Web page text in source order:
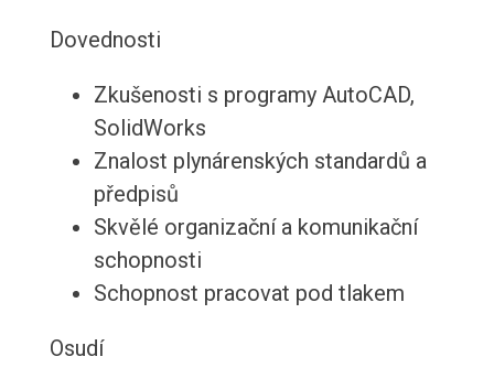
Dovednosti
Zkušenosti s programy AutoCAD,
SolidWorks
Znalost plynárenských standardů a
předpisů
Skvělé organizační a komunikační
schopnosti
Schopnost pracovat pod tlakem
Osudí